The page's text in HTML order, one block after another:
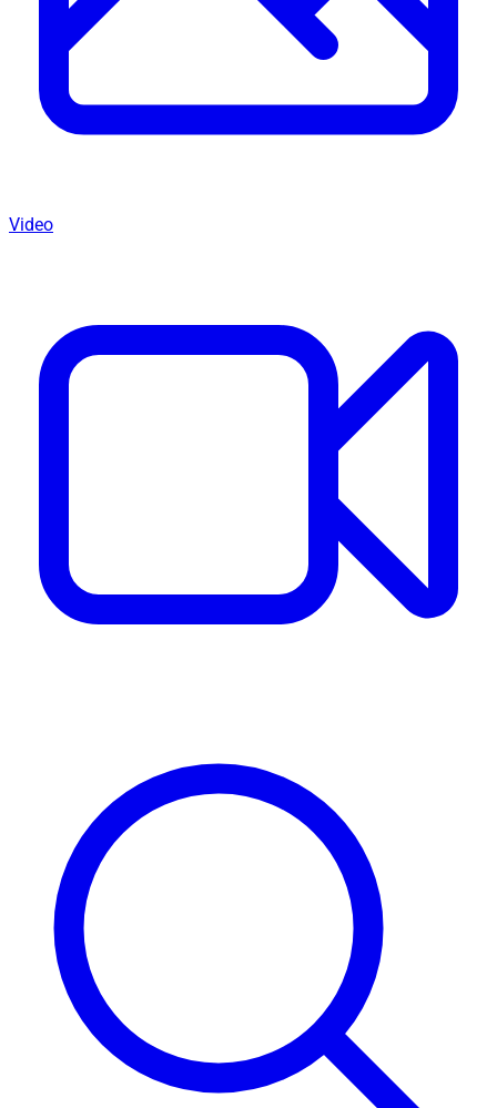
Video